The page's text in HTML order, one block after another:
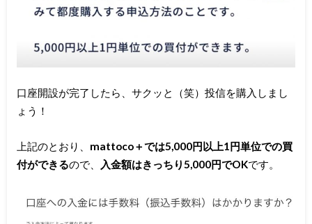
口座開設が完了したら、サクッと（笑）投信を購入しまし
ょう！
上記のとおり、 mattoco＋では5,000円以上1円単位での買
付ができるので、 入金額はきっちり5,000円でOKです。